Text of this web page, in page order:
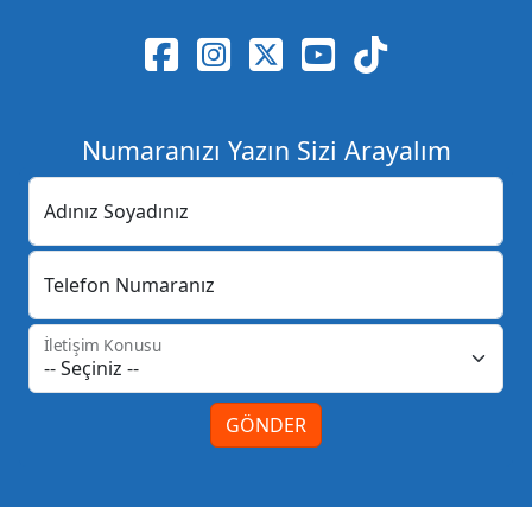
Numaranızı Yazın Sizi Arayalım
Adınız Soyadınız
Telefon Numaranız
İletişim Konusu
GÖNDER